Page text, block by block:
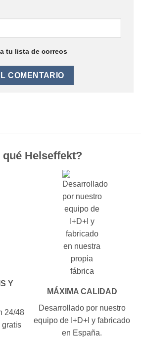
tu lista de correos
qué Helseffekt?
Y
24/48
gratis
MÁXIMA CALIDAD
Desarrollado por nuestro
equipo de I+D+I y fabricado
en España.